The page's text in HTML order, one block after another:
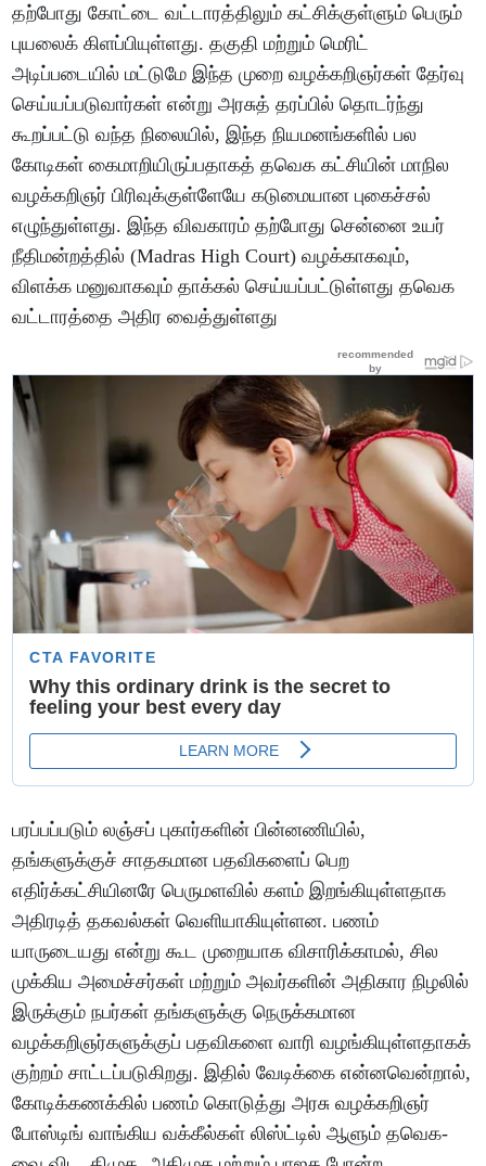
தற்போது கோட்டை வட்டாரத்திலும் கட்சிக்குள்ளும் பெரும்
புயலைக் கிளப்பியுள்ளது. தகுதி மற்றும் மெரிட்
அடிப்படையில் மட்டுமே இந்த முறை வழக்கறிஞர்கள் தேர்வு
செய்யப்படுவார்கள் என்று அரசுத் தரப்பில் தொடர்ந்து
கூறப்பட்டு வந்த நிலையில், இந்த நியமனங்களில் பல
கோடிகள் கைமாறியிருப்பதாகத் தவெக கட்சியின் மாநில
வழக்கறிஞர் பிரிவுக்குள்ளேயே கடுமையான புகைச்சல்
எழுந்துள்ளது. இந்த விவகாரம் தற்போது சென்னை உயர்
நீதிமன்றத்தில் (Madras High Court) வழக்காகவும்,
விளக்க மனுவாகவும் தாக்கல் செய்யப்பட்டுள்ளது தவெக
வட்டாரத்தை அதிர வைத்துள்ளது
பரப்பப்படும் லஞ்சப் புகார்களின் பின்னணியில்,
தங்களுக்குச் சாதகமான பதவிகளைப் பெற
எதிர்க்கட்சியினரே பெருமளவில் களம் இறங்கியுள்ளதாக
அதிரடித் தகவல்கள் வெளியாகியுள்ளன. பணம்
யாருடையது என்று கூட முறையாக விசாரிக்காமல், சில
முக்கிய அமைச்சர்கள் மற்றும் அவர்களின் அதிகார நிழலில்
இருக்கும் நபர்கள் தங்களுக்கு நெருக்கமான
வழக்கறிஞர்களுக்குப் பதவிகளை வாரி வழங்கியுள்ளதாகக்
குற்றம் சாட்டப்படுகிறது. இதில் வேடிக்கை என்னவென்றால்,
கோடிக்கணக்கில் பணம் கொடுத்து அரசு வழக்கறிஞர்
போஸ்டிங் வாங்கிய வக்கீல்கள் லிஸ்ட்டில் ஆளும் தவெக-